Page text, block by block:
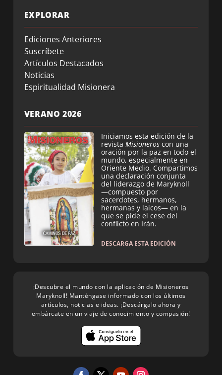
EXPLORAR
Ediciones Anteriores
Suscríbete
Artículos Destacados
Noticias
Espiritualidad Misionera
VERANO 2026
Iniciamos esta edición de la
revista Misioneros con una
oración por la paz en todo el
mundo, especialmente en
Oriente Medio. Compartimos
una declaración conjunta
del liderazgo de Maryknoll
—compuesto por
sacerdotes, hermanos,
hermanas y laicos— en la
que se pide el cese del
conflicto en Irán.
DESCARGA ESTA EDICIÓN
¡Descubre el mundo con la aplicación de Misioneros
Maryknoll! Manténgase informado con los últimos
artículos, noticias e ideas. ¡Descárgalo ahora y
embárcate en un viaje de conocimiento y compasión!